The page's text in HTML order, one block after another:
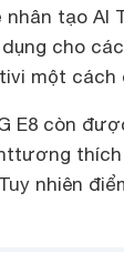
tạo AI
cho
một cách
E8 còn
nhiên